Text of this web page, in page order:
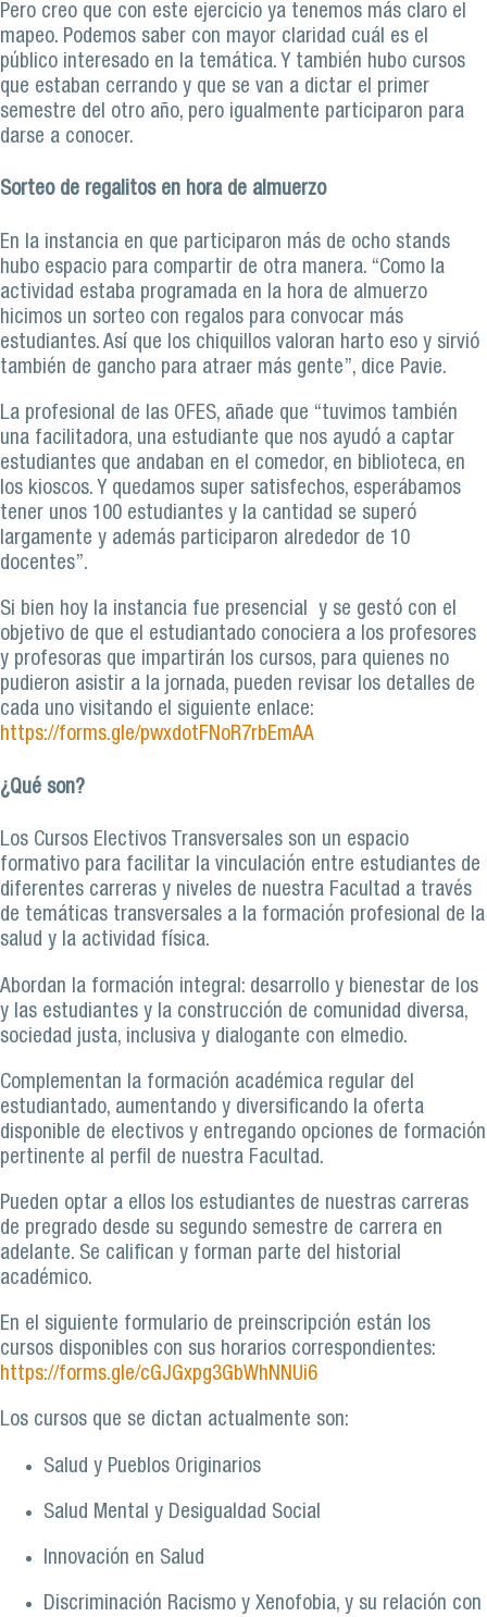
Pero creo que con este ejercicio ya tenemos más claro el
mapeo. Podemos saber con mayor claridad cuál es el
público interesado en la temática. Y también hubo cursos
que estaban cerrando y que se van a dictar el primer
semestre del otro año, pero igualmente participaron para
darse a conocer.
Sorteo de regalitos en hora de almuerzo
En la instancia en que participaron más de ocho stands
hubo espacio para compartir de otra manera. “Como la
actividad estaba programada en la hora de almuerzo
hicimos un sorteo con regalos para convocar más
estudiantes. Así que los chiquillos valoran harto eso y sirvió
también de gancho para atraer más gente”, dice Pavie.
La profesional de las OFES, añade que “tuvimos también
una facilitadora, una estudiante que nos ayudó a captar
estudiantes que andaban en el comedor, en biblioteca, en
los kioscos. Y quedamos super satisfechos, esperábamos
tener unos 100 estudiantes y la cantidad se superó
largamente y además participaron alrededor de 10
docentes”.
Si bien hoy la instancia fue presencial y se gestó con el
objetivo de que el estudiantado conociera a los profesores
y profesoras que impartirán los cursos, para quienes no
pudieron asistir a la jornada, pueden revisar los detalles de
cada uno visitando el siguiente enlace:
https://forms.gle/pwxdotFNoR7rbEmAA
¿Qué son?
Los Cursos Electivos Transversales son un espacio
formativo para facilitar la vinculación entre estudiantes de
diferentes carreras y niveles de nuestra Facultad a través
de temáticas transversales a la formación profesional de la
salud y la actividad física.
Abordan la formación integral: desarrollo y bienestar de los
y las estudiantes y la construcción de comunidad diversa,
sociedad justa, inclusiva y dialogante con elmedio.
Complementan la formación académica regular del
estudiantado, aumentando y diversificando la oferta
disponible de electivos y entregando opciones de formación
pertinente al perfil de nuestra Facultad.
Pueden optar a ellos los estudiantes de nuestras carreras
de pregrado desde su segundo semestre de carrera en
adelante. Se califican y forman parte del historial
académico.
En el siguiente formulario de preinscripción están los
cursos disponibles con sus horarios correspondientes:
https://forms.gle/cGJGxpg3GbWhNNUi6
Los cursos que se dictan actualmente son:
Salud y Pueblos Originarios
Salud Mental y Desigualdad Social
Innovación en Salud
Discriminación Racismo y Xenofobia, y su relación con